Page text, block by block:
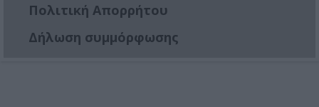
Πολιτική Απορρήτου
Δήλωση συμμόρφωσης